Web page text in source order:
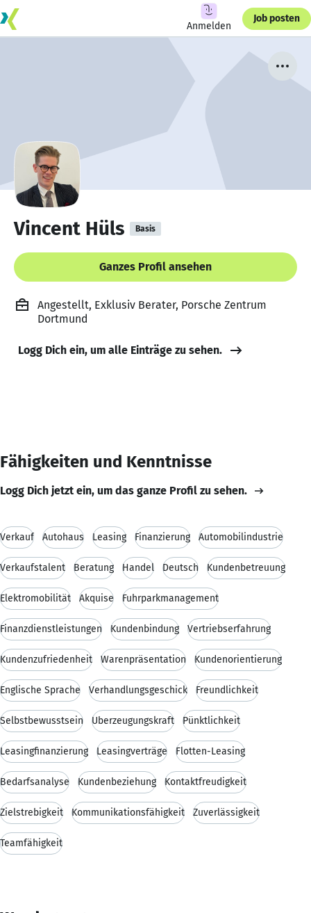
Anmelden
Job posten
Vincent Hüls Basis
Ganzes Profil ansehen
Angestellt, Exklusiv Berater, Porsche Zentrum
Dortmund
Logg Dich ein, um alle Einträge zu sehen.
Fähigkeiten und Kenntnisse
Logg Dich jetzt ein, um das ganze Profil zu sehen.
Verkauf Autohaus Leasing Finanzierung Automobilindustrie
Verkaufstalent Beratung Handel Deutsch Kundenbetreuung
Elektromobilität Akquise Fuhrparkmanagement
Finanzdienstleistungen Kundenbindung Vertriebserfahrung
Kundenzufriedenheit Warenpräsentation Kundenorientierung
Englische Sprache Verhandlungsgeschick Freundlichkeit
Selbstbewusstsein Überzeugungskraft Pünktlichkeit
Leasingfinanzierung Leasingverträge Flotten-Leasing
Bedarfsanalyse Kundenbeziehung Kontaktfreudigkeit
Zielstrebigkeit Kommunikationsfähigkeit Zuverlässigkeit
Teamfähigkeit